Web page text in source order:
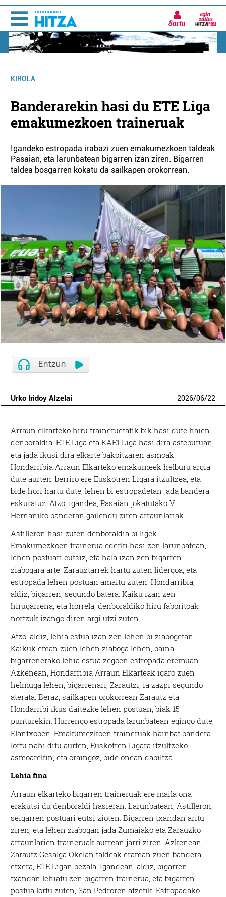
Sartu
KIROLA
Banderarekin hasi du ETE Liga
emakumezkoen traineruak
Igandeko estropada irabazi zuen emakumezkoen taldeak
Pasaian, eta larunbatean bigarren izan ziren. Bigarren
taldea bosgarren kokatu da sailkapen orokorrean.
Urko Iridoy Alzelai 2026/06/22
Arraun elkarteko hiru traineruetatik bik hasi dute haien
denboraldia. ETE Liga eta KAE1 Liga hasi dira asteburuan,
eta jada ikusi dira elkarte bakoitzaren asmoak.
Hondarribia Arraun Elkarteko emakumeek helburu argia
dute aurten: berriro ere Euskotren Ligara itzultzea, eta
bide hori hartu dute, lehen bi estropadetan jada bandera
eskuratuz. Atzo, igandea, Pasaian jokatutako V.
Hernaniko banderan gailendu ziren arraunlariak.
Astilleron hasi zuten denboraldia bi ligek.
Emakumezkoen trainerua ederki hasi zen larunbatean,
lehen postuari eutsiz, eta hala izan zen bigarren
ziabogara arte. Zarauztarrek hartu zuten lidergoa, eta
estropada lehen postuan amaitu zuten. Hondarribia,
aldiz, bigarren, segundo batera. Kaiku izan zen
hirugarrena, eta horrela, denboraldiko hiru faboritoak
nortzuk izango diren argi utzi zuten.
Atzo, aldiz, lehia estua izan zen lehen bi ziabogetan.
Kaikuk eman zuen lehen ziaboga lehen, baina
bigarrenerako lehia estua zegoen estropada eremuan.
Azkenean, Hondarribia Arraun Elkarteak igaro zuen
helmuga lehen, bigarrenari, Zarautzi, ia zazpi segundo
aterata. Beraz, sailkapen orokorrean Zarautz eta
Hondarribi ikus daitezke lehen postuan, biak 15
punturekin. Hurrengo estropada larunbatean egingo dute,
Elantxoben. Emakumezkoen traineruak hainbat bandera
lortu nahi ditu aurten, Euskotren Ligara itzultzeko
asmoarekin, eta oraingoz, bide onean dabiltza.
Lehia fina
Arraun elkarteko bigarren traineruak ere maila ona
erakutsi du denboraldi hasieran. Larunbatean, Astilleron,
seigarren postuari eutsi zioten. Bigarren txandan aritu
ziren, eta lehen ziabogan jada Zumaiako eta Zarauzko
arraunlarien traineruak aurrean jarri ziren. Azkenean,
Zarautz Gesalga Okelan taldeak eraman zuen bandera
etxera, ETE Ligan bezala. Igandean, aldiz, bigarren
txandan lehiatu zen bigarren trainerua, eta bigarren
postua lortu zuten, San Pedroren atzetik. Estropadako